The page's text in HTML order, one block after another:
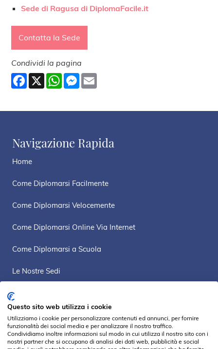
Sede di Ragusa di DiplomaFacile.it
Contatta la Sede
Condividi la pagina
Facebook
X WhatsAppMessenger
Navigazione Rapida
Home
Come Diplomarsi Facilmente
Come Diplomarsi Velocemente
Come Diplomarsi Online Via Internet
Come Diplomarsi a Scuola
Le Nostre Sedi
Mappa Sito
Privacy Policy
Questo sito web utilizza i cookie
Utilizziamo i cookie per personalizzare contenuti ed annunci, per fornire
funzionalità dei social media e per analizzare il nostro traffico.
Condividiamo inoltre informazioni sul modo in cui utilizza il nostro sito con i
nostri partner che si occupano di analisi dei dati web, pubblicità e social